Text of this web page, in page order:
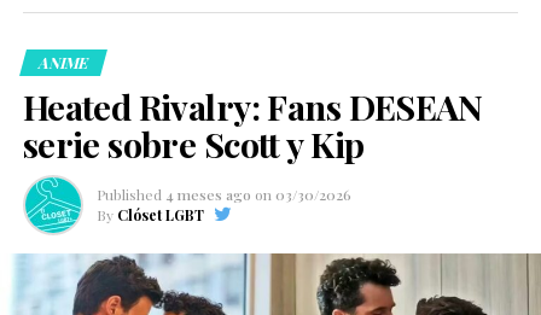
Anna Maxwell Martin, reconocida actriz británica
ganadora del BAFTA, conocida por proyectos como
Bleak House y Motherland.
ANIME
Heated Rivalry: Fans DESEAN
serie sobre Scott y Kip
Published 4 meses ago on 03/30/2026
By Clóset LGBT